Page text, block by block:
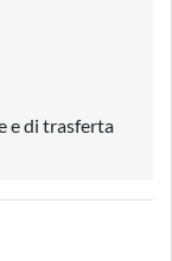
e di trasferta